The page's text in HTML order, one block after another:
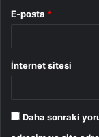
E-posta *
İnternet sitesi
Daha sonraki